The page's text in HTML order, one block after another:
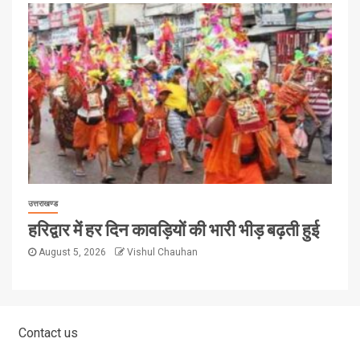
उत्तराखण्ड
हरिद्वार में हर दिन कावड़ियों की भारी भीड़ बढ़ती हुई
August 5, 2026 Vishul Chauhan
Contact us